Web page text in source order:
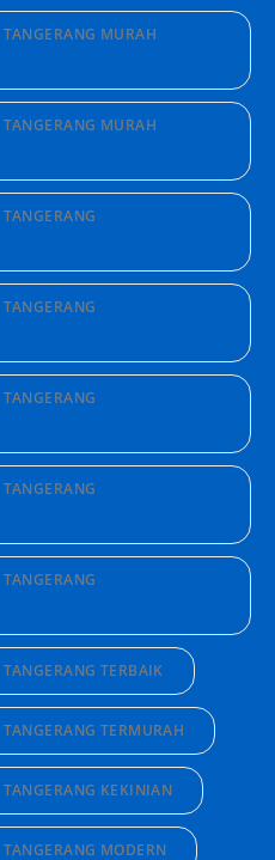
MURAH
MURAH
TERBAIK
TERMURAH
TANGERANG KEKINIAN
MODERN